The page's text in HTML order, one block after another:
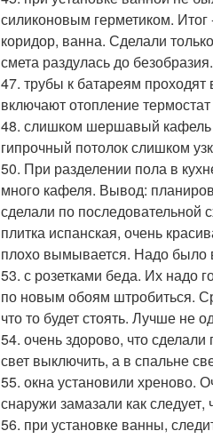
силиконовым герметиком. Итог
коридор, ванна. Сделали
смета раздулась до безобразия.
47. трубы к батареям проходят
включают отопление
48. слишком шершавый кафель
гипрочный потолок слишком
50. При разделении пола в
много кафеля. Вывод:
сделали по последовательной
плитка испанская, очень
плохо вымывается. Надо было
53. с розетками беда. Их надо
по новым обоям штробиться.
что то будет стоять. Лучше не
54. очень здорово, что
свет выключить, а в спальне
55. окна установили хреново.
снаружи замазали как
56. при установке ванны,